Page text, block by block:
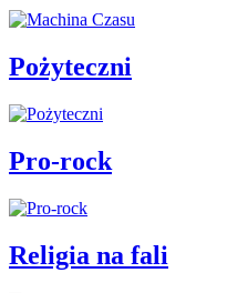
Pożyteczni
Pro-rock
Religia na fali